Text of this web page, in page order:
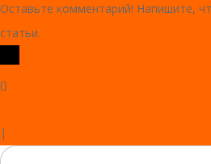
Оставьте комментарий! Напишите,
статьи.
()
|